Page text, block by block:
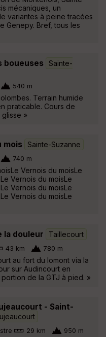
mécaniques, un
variantes à peine tracées
Genepy. Bref, tous les
boueuses
Sainte-
540 m
Terrain humide
praticable. Cours de
»
mois Sainte-Suzanne
740 m
Vernois du moisLe
Vernois du moisLe
Vernois du moisLe
Vernois du moisLe
la douleur Taillecourt
43 km 780 m
au fort du lomont via la
sur Audincourt en
de la GTJ à pied. »
- Saint-
29 km 950 m